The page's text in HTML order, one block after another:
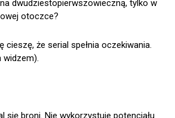
dwudziestopierwszowieczną, tylko w
otoczce?
cieszę, że serial spełnia oczekiwania.
widzem).
się broni. Nie wykorzystuje potencjału